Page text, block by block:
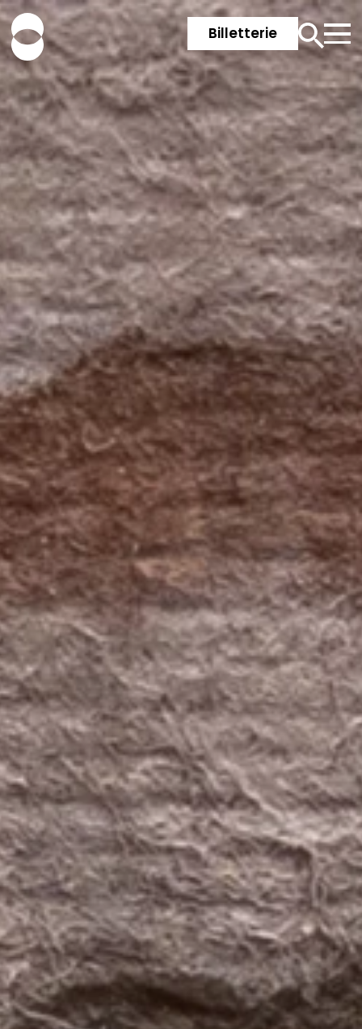
Billetterie